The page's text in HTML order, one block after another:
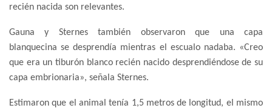
recién nacida son relevantes.
Gauna y Sternes también observaron que una capa
blanquecina se desprendía mientras el escualo nadaba. «Creo
que era un tiburón blanco recién nacido desprendiéndose de su
capa embrionaria», señala Sternes.
Estimaron que el animal tenía 1,5 metros de longitud, el mismo